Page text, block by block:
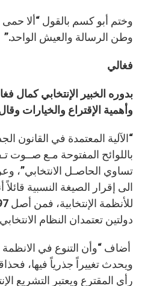
وختم أبو كسم بالقول “ألا حمى
وطن الرسالة والعيش الواحد.”
فغالي
بدوره الخبير الإنتخابي كمال
وأهمية الإقتراع والخيارات
“الآلية المعتمدة في القانون
باللوائح المفتوحة مـع صــوت
تساوي الحاصـل
الى إقرار الصيغة النسبية
دولتين تعتمدان النظام
أضاف “وأن التنوع في الانظمة
ويحدث تغييراً جذرياً فيها،
رأي المقترع ويعتبر التشريع